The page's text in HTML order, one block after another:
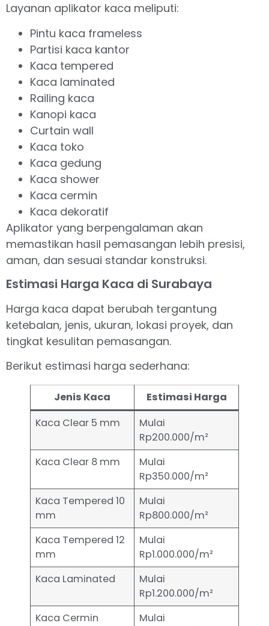
Layanan aplikator kaca meliputi:
Pintu kaca frameless
Partisi kaca kantor
Kaca tempered
Kaca laminated
Railing kaca
Kanopi kaca
Curtain wall
Kaca toko
Kaca gedung
Kaca shower
Kaca cermin
Kaca dekoratif
Aplikator yang berpengalaman akan
memastikan hasil pemasangan lebih presisi,
aman, dan sesuai standar konstruksi.
Estimasi Harga Kaca di Surabaya
Harga kaca dapat berubah tergantung
ketebalan, jenis, ukuran, lokasi proyek, dan
tingkat kesulitan pemasangan.
Berikut estimasi harga sederhana:
Jenis Kaca
Estimasi Harga
Kaca Clear 5 mm
Mulai
Rp200.000/m²
Kaca Clear 8 mm
Mulai
Rp350.000/m²
Kaca Tempered 10
mm
Mulai
Rp800.000/m²
Kaca Tempered 12
mm
Mulai
Rp1.000.000/m²
Kaca Laminated
Mulai
Rp1.200.000/m²
Kaca Cermin
Mulai